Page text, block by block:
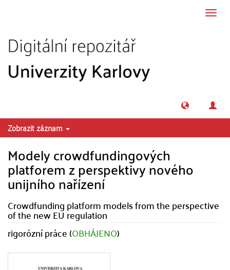
Zobrazit záznam
Modely crowdfundingových
platforem z perspektivy nového
unijního nařízení
Crowdfunding platform models from the perspective
of the new EU regulation
rigorózní práce (OBHÁJENO)